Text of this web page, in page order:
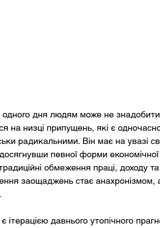
дня людям може не
на низці припущень, які є
радикальними. Він має на увазі
певної форми економічної
обмеження праці, доходу
заощаджень стає анахронізмом,
давнього утопічного